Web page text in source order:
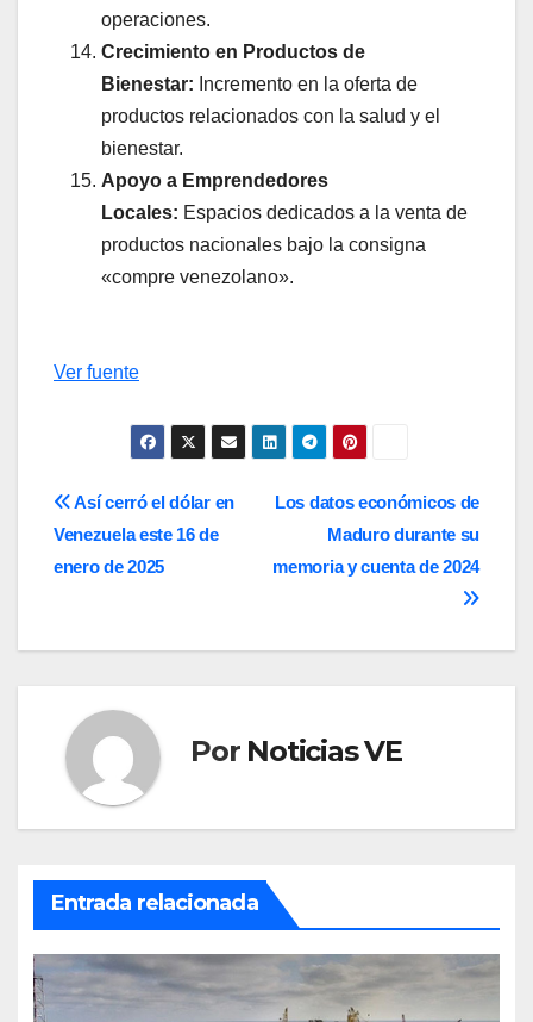
operaciones.
Crecimiento en Productos de
Bienestar: Incremento en la oferta de
productos relacionados con la salud y el
bienestar.
Apoyo a Emprendedores
Locales: Espacios dedicados a la venta de
productos nacionales bajo la consigna
«compre venezolano».
Ver fuente
Navegación
de
Los datos económicos de
Maduro durante su
memoria y cuenta de 2024
Así cerró el dólar en
Venezuela este 16 de
enero de 2025
Por Noticias VE
Entrada relacionada